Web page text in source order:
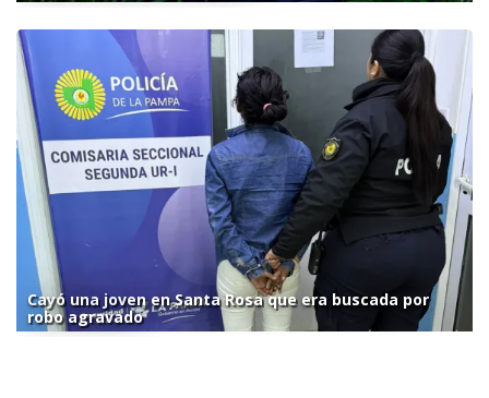
Cayó una joven en Santa Rosa que era buscada por
robo agravado